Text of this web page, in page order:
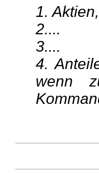
1.
2....
3....
4.
wenn